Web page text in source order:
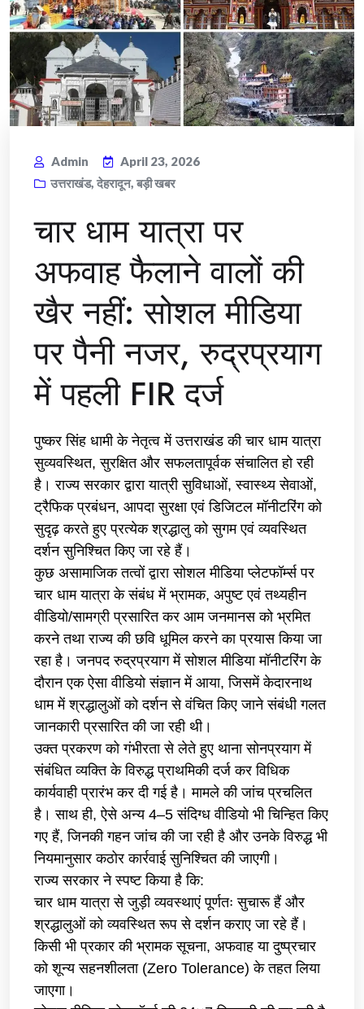
Admin
April 23, 2026
उत्तराखंड, देहरादून, बड़ी खबर
चार धाम यात्रा पर
अफवाह फैलाने वालों की
खैर नहीं: सोशल मीडिया
पर पैनी नजर, रुद्रप्रयाग
में पहली FIR दर्ज
पुष्कर सिंह धामी के नेतृत्व में उत्तराखंड की चार धाम यात्रा
सुव्यवस्थित, सुरक्षित और सफलतापूर्वक संचालित हो रही
है। राज्य सरकार द्वारा यात्री सुविधाओं, स्वास्थ्य सेवाओं,
ट्रैफिक प्रबंधन, आपदा सुरक्षा एवं डिजिटल मॉनीटरिंग को
सुदृढ़ करते हुए प्रत्येक श्रद्धालु को सुगम एवं व्यवस्थित
दर्शन सुनिश्चित किए जा रहे हैं।
कुछ असामाजिक तत्वों द्वारा सोशल मीडिया प्लेटफॉर्म्स पर
चार धाम यात्रा के संबंध में भ्रामक, अपुष्ट एवं तथ्यहीन
वीडियो/सामग्री प्रसारित कर आम जनमानस को भ्रमित
करने तथा राज्य की छवि धूमिल करने का प्रयास किया जा
रहा है। जनपद रुद्रप्रयाग में सोशल मीडिया मॉनीटरिंग के
दौरान एक ऐसा वीडियो संज्ञान में आया, जिसमें केदारनाथ
धाम में श्रद्धालुओं को दर्शन से वंचित किए जाने संबंधी गलत
जानकारी प्रसारित की जा रही थी।
उक्त प्रकरण को गंभीरता से लेते हुए थाना सोनप्रयाग में
संबंधित व्यक्ति के विरुद्ध प्राथमिकी दर्ज कर विधिक
कार्यवाही प्रारंभ कर दी गई है। मामले की जांच प्रचलित
है। साथ ही, ऐसे अन्य 4–5 संदिग्ध वीडियो भी चिन्हित किए
गए हैं, जिनकी गहन जांच की जा रही है और उनके विरुद्ध भी
नियमानुसार कठोर कार्रवाई सुनिश्चित की जाएगी।
राज्य सरकार ने स्पष्ट किया है कि:
चार धाम यात्रा से जुड़ी व्यवस्थाएं पूर्णतः सुचारू हैं और
श्रद्धालुओं को व्यवस्थित रूप से दर्शन कराए जा रहे हैं।
किसी भी प्रकार की भ्रामक सूचना, अफवाह या दुष्प्रचार
को शून्य सहनशीलता (Zero Tolerance) के तहत लिया
जाएगा।